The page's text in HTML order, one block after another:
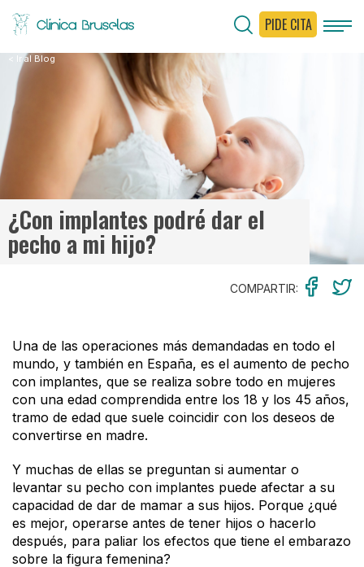
PIDE CITA
< Ir al Blog
¿Con implantes podré dar el
pecho a mi hijo?
COMPARTIR:
Una de las operaciones más demandadas en todo el
mundo, y también en España, es el aumento de pecho
con implantes, que se realiza sobre todo en mujeres
con una edad comprendida entre los 18 y los 45 años,
tramo de edad que suele coincidir con los deseos de
convertirse en madre.
Y muchas de ellas se preguntan si aumentar o
levantar su pecho con implantes puede afectar a su
capacidad de dar de mamar a sus hijos. Porque ¿qué
es mejor, operarse antes de tener hijos o hacerlo
después, para paliar los efectos que tiene el embarazo
sobre la figura femenina?